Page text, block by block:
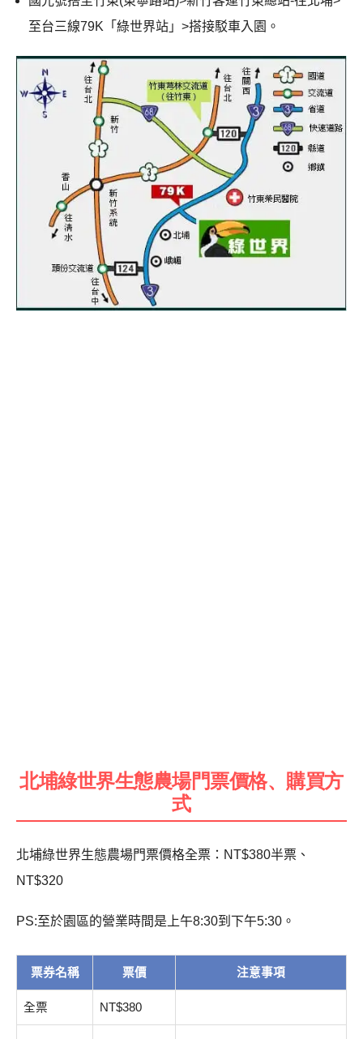
至台三線79K「綠世界站」>搭接駁車入園。
北埔綠世界生態農場門票價格、購買方
式
北埔綠世界生態農場門票價格全票：NT$380半票、
NT$320
PS:至於園區的營業時間是上午8:30到下午5:30。
票券名稱 票價 注意事項
全票 NT$380